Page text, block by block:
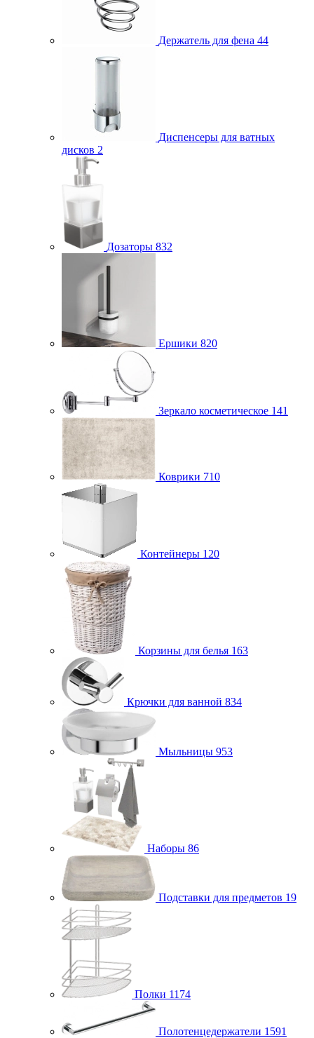
Держатель для фена 44
Диспенсеры для ватных
дисков 2
Дозаторы 832
Ершики 820
Зеркало косметическое 141
Коврики 710
Контейнеры 120
Корзины для белья 163
Крючки для ванной 834
Мыльницы 953
Наборы 86
Подставки для предметов 19
Полки 1174
Полотенцедержатели 1591